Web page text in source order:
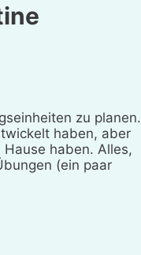
zu planen.
haben, aber
haben. Alles,
(ein paar